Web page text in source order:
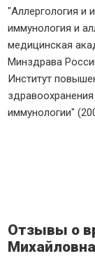
"Аллергология и
иммунология и
медицинская
Минздрава
Институт
иммунологии"
Отзывы о
Михайловна